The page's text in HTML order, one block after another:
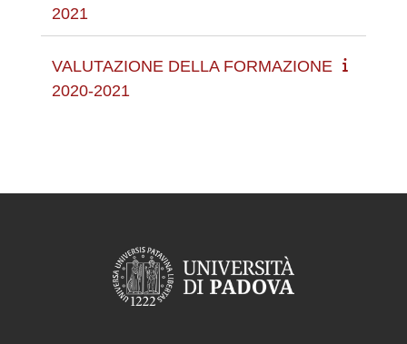
2021
VALUTAZIONE DELLA FORMAZIONE
2020-2021